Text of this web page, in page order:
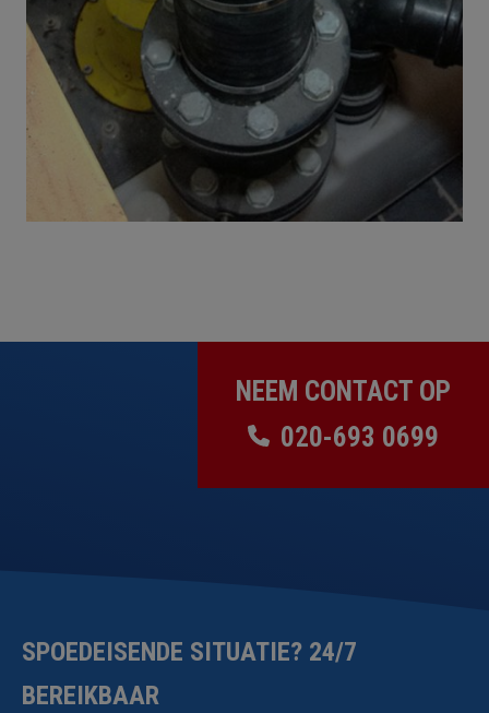
NEEM CONTACT OP
020-693 0699
SPOEDEISENDE SITUATIE? 24/7
BEREIKBAAR